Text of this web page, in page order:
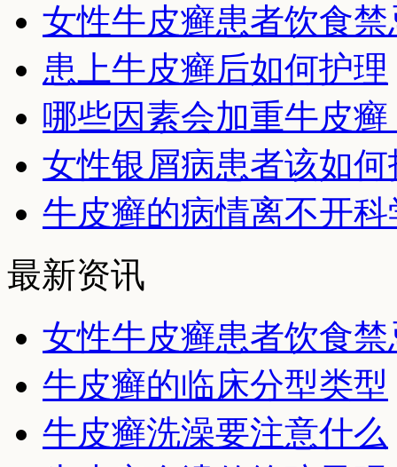
女性牛皮癣患者饮食禁
患上牛皮癣后如何护理
哪些因素会加重牛皮
女性银屑病患者该如何
牛皮癣的病情离不开
最新资讯
女性牛皮癣患者饮食禁
牛皮癣的临床分型类型
牛皮癣洗澡要注意什么